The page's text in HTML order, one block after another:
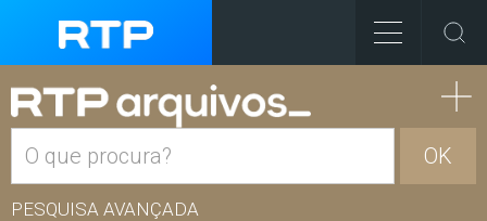
OK
PESQUISA AVANÇADA